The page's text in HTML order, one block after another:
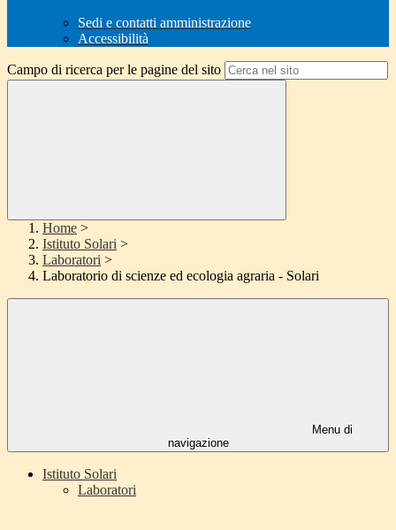
Sedi e contatti amministrazione
Accessibilità
Campo di ricerca per le pagine del sito
Home >
Istituto Solari >
Laboratori >
Laboratorio di scienze ed ecologia agraria - Solari
Menu di
navigazione
Istituto Solari
Laboratori